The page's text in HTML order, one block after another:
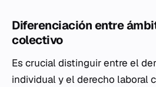
Diferenciación entre
colectivo
Es crucial distinguir entre el
individual y el derecho laboral